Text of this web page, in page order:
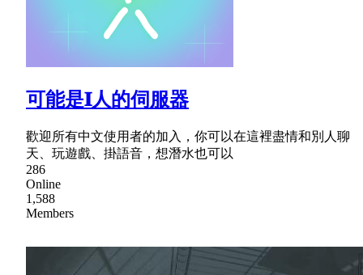
可能是𝐈人的伺服器
歡迎所有中文使用者的加入，你可以在這裡盡情和別人聊
天、玩遊戲、掛語音，想潛水也可以
286
Online
1,588
Members